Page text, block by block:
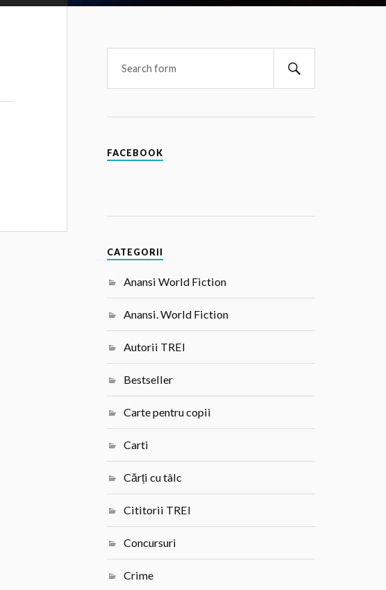
FACEBOOK
CATEGORII
Anansi World Fiction
Anansi. World Fiction
Autorii TREI
Bestseller
Carte pentru copii
Carti
Cărți cu tâlc
Cititorii TREI
Concursuri
Crime